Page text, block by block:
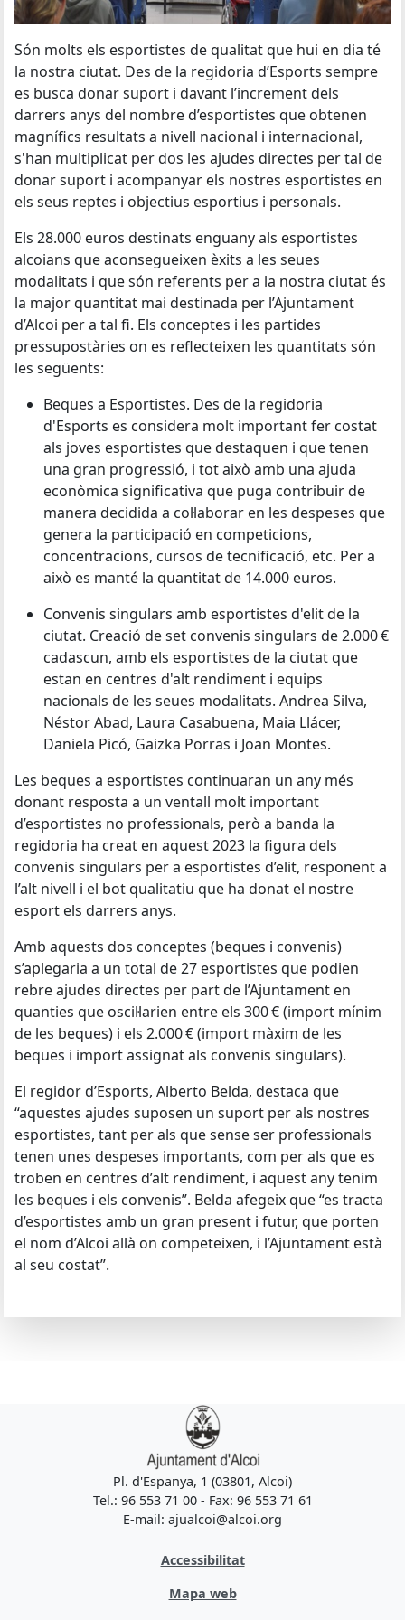
Són molts els esportistes de qualitat que hui en dia té
la nostra ciutat. Des de la regidoria d’Esports sempre
es busca donar suport i davant l’increment dels
darrers anys del nombre d’esportistes que obtenen
magnífics resultats a nivell nacional i internacional,
s'han multiplicat per dos les ajudes directes per tal de
donar suport i acompanyar els nostres esportistes en
els seus reptes i objectius esportius i personals.
Els 28.000 euros destinats enguany als esportistes
alcoians que aconsegueixen èxits a les seues
modalitats i que són referents per a la nostra ciutat és
la major quantitat mai destinada per l’Ajuntament
d’Alcoi per a tal fi. Els conceptes i les partides
pressupostàries on es reflecteixen les quantitats són
les següents:
Beques a Esportistes. Des de la regidoria
d'Esports es considera molt important fer costat
als joves esportistes que destaquen i que tenen
una gran progressió, i tot això amb una ajuda
econòmica significativa que puga contribuir de
manera decidida a col·laborar en les despeses que
genera la participació en competicions,
concentracions, cursos de tecnificació, etc. Per a
això es manté la quantitat de 14.000 euros.
Convenis singulars amb esportistes d'elit de la
ciutat. Creació de set convenis singulars de 2.000 €
cadascun, amb els esportistes de la ciutat que
estan en centres d'alt rendiment i equips
nacionals de les seues modalitats. Andrea Silva,
Néstor Abad, Laura Casabuena, Maia Llácer,
Daniela Picó, Gaizka Porras i Joan Montes.
Les beques a esportistes continuaran un any més
donant resposta a un ventall molt important
d’esportistes no professionals, però a banda la
regidoria ha creat en aquest 2023 la figura dels
convenis singulars per a esportistes d’elit, responent a
l’alt nivell i el bot qualitatiu que ha donat el nostre
esport els darrers anys.
Amb aquests dos conceptes (beques i convenis)
s’aplegaria a un total de 27 esportistes que podien
rebre ajudes directes per part de l’Ajuntament en
quanties que oscil·larien entre els 300 € (import mínim
de les beques) i els 2.000 € (import màxim de les
beques i import assignat als convenis singulars).
El regidor d’Esports, Alberto Belda, destaca que
“aquestes ajudes suposen un suport per als nostres
esportistes, tant per als que sense ser professionals
tenen unes despeses importants, com per als que es
troben en centres d’alt rendiment, i aquest any tenim
les beques i els convenis”. Belda afegeix que “es tracta
d’esportistes amb un gran present i futur, que porten
el nom d’Alcoi allà on competeixen, i l’Ajuntament està
al seu costat”.
Pl. d'Espanya, 1 (03801, Alcoi)
Tel.: 96 553 71 00 - Fax: 96 553 71 61
E-mail: ajualcoi@alcoi.org
Accessibilitat
Mapa web